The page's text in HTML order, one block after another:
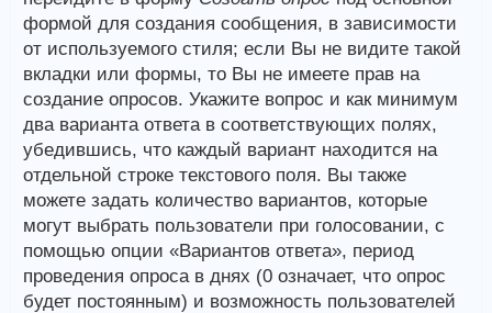
формой для создания сообщения, в зависимости
от используемого стиля; если Вы не видите такой
вкладки или формы, то Вы не имеете прав на
создание опросов. Укажите вопрос и как минимум
два варианта ответа в соответствующих полях,
убедившись, что каждый вариант находится на
отдельной строке текстового поля. Вы также
можете задать количество вариантов, которые
могут выбрать пользователи при голосовании, с
помощью опции «Вариантов ответа», период
проведения опроса в днях (0 означает, что опрос
будет постоянным) и возможность пользователей